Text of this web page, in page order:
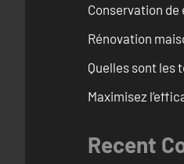
Conservation
Rénovation
Quelles sont les
Maximisez
Recent